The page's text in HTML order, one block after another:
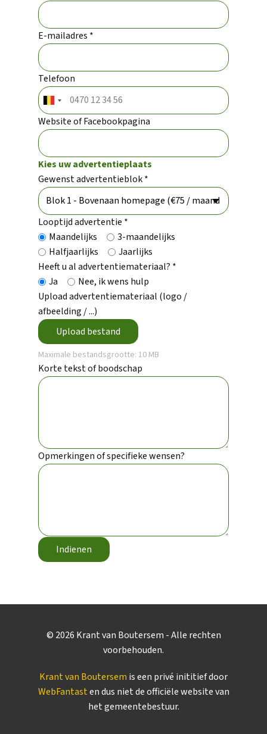
E-mailadres *
Telefoon
Website of Facebookpagina
Kies uw advertentieplaats
Gewenst advertentieblok *
Looptijd advertentie *
Maandelijks
3-maandelijks
Halfjaarlijks
Jaarlijks
Heeft u al advertentiemateriaal? *
Ja
Nee, ik wens hulp
Upload advertentiemateriaal (logo /
afbeelding / ...)
Upload bestand
Maximale bestandsgrootte: 10 MB
Korte tekst of boodschap
Opmerkingen of specifieke wensen?
Indienen
© 2026 Krant van Boutersem - Alle rechten
voorbehouden.
Krant van Boutersem is een privé inititief door
WebFantasten dus niet de officiële website van
het gemeentebestuur.